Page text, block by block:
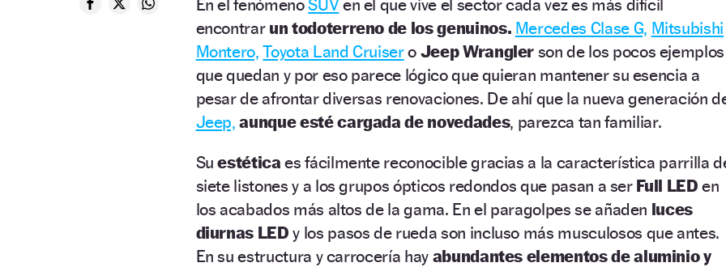
En el fenómenoSUVen el que vive el sector cada vez es más difícil
encontrar un todoterreno de los genuinos. Mercedes Clase G, Mitsubishi
Montero, Toyota Land Cruisero Jeep Wrangler son de los pocos ejemplos
que quedan y por eso parece lógico que quieran mantener su esencia a
pesar de afrontar diversas renovaciones. De ahí que la nueva generación
Jeep, aunque esté cargada de novedades, parezca tan familiar.
Suestética es fácilmente reconocible gracias a la característica parrilla
siete listones y a los grupos ópticos redondos que pasan a ser Full LED en
los acabados más altos de la gama. En el paragolpes se añaden luces
diurnas LED y los pasos de rueda son incluso más musculosos que antes.
En su estructura y carrocería hay abundantes elementos de aluminio y